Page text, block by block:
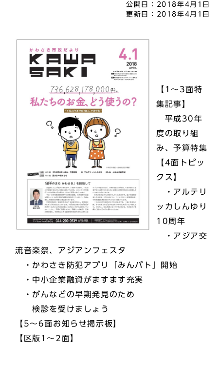
公開日：
2018年4月1日
更新日：
2018年4月1日
【1～3面特
集記事】
平成30年
度の取り組
み、予算特集
【4面トピッ
クス】
・アルテリ
ッカしんゆり
10周年
・アジア交
流音楽祭、アジアンフェスタ
・かわさき防犯アプリ「みんパト」開始
・中小企業融資がますます充実
・がんなどの早期発見のため
検診を受けましょう
【5～6面お知らせ掲示板】
【区版1～2面】